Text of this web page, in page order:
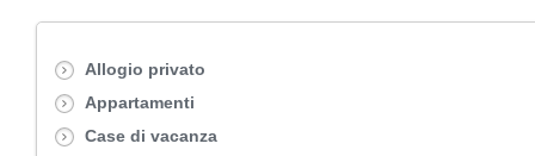
Allogio privato
Appartamenti
Case di vacanza